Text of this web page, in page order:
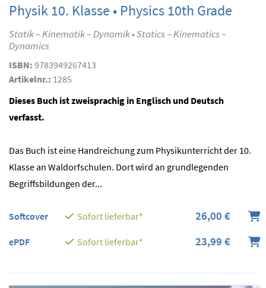
Physik 10. Klasse • Physics 10th Grade
Statik – Kinematik – Dynamik • Statics – Kinematics –
Dynamics
ISBN: 9783949267413
Artikelnr.: 1285
Dieses Buch ist zweisprachig in Englisch und Deutsch
verfasst.
Das Buch ist eine Handreichung zum Physikunterricht der 10.
Klasse an Waldorfschulen. Dort wird an grundlegenden
Begriffsbildungen der...
Softcover Sofort lieferbar* 26,00 €
ePDF Sofort lieferbar* 23,99 €